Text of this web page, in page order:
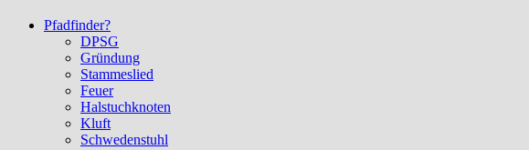
Zum
Pfadfinder?
DPSG
Gründung
Stammeslied
Feuer
Halstuchknoten
Kluft
Schwedenstuhl